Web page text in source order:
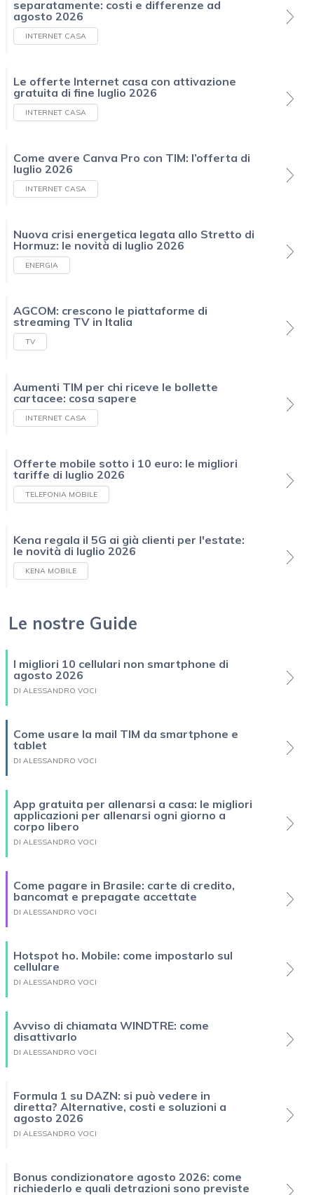
separatamente: costi e differenze ad
agosto 2026
INTERNET CASA
Le offerte Internet casa con attivazione
gratuita di fine luglio 2026
INTERNET CASA
Come avere Canva Pro con TIM: l’offerta di
luglio 2026
INTERNET CASA
Nuova crisi energetica legata allo Stretto di
Hormuz: le novità di luglio 2026
ENERGIA
AGCOM: crescono le piattaforme di
streaming TV in Italia
TV
Aumenti TIM per chi riceve le bollette
cartacee: cosa sapere
INTERNET CASA
Offerte mobile sotto i 10 euro: le migliori
tariffe di luglio 2026
TELEFONIA MOBILE
Kena regala il 5G ai già clienti per l'estate:
le novità di luglio 2026
KENA MOBILE
Le nostre Guide
I migliori 10 cellulari non smartphone di
agosto 2026
DI ALESSANDRO VOCI
Come usare la mail TIM da smartphone e
tablet
DI ALESSANDRO VOCI
App gratuita per allenarsi a casa: le migliori
applicazioni per allenarsi ogni giorno a
corpo libero
DI ALESSANDRO VOCI
Come pagare in Brasile: carte di credito,
bancomat e prepagate accettate
DI ALESSANDRO VOCI
Hotspot ho. Mobile: come impostarlo sul
cellulare
DI ALESSANDRO VOCI
Avviso di chiamata WINDTRE: come
disattivarlo
DI ALESSANDRO VOCI
Formula 1 su DAZN: si può vedere in
diretta? Alternative, costi e soluzioni a
agosto 2026
DI ALESSANDRO VOCI
Bonus condizionatore agosto 2026: come
richiederlo e quali detrazioni sono previste